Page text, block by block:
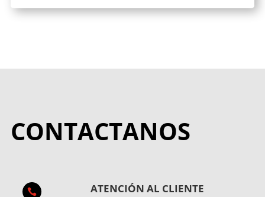
CONTACTANOS
 ATENCIÓN AL CLIENTE